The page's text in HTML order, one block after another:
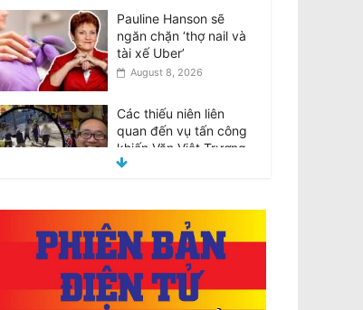
ngăn chặn ‘thợ nail và
tài xế Uber’
August 8, 2026
quan đến vụ tấn công
khiến Văn Việt Trương
tử vong được tại ngoại
Teens involved in fatal
attack on Van Viet
Truong freed on bail
August 8, 2026
VIDEO: ATSB điều tra 2